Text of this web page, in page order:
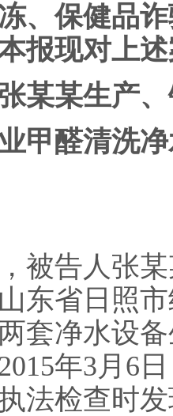
、保健品
报现对上
某某生产
清洗净
告人张某
东省日照
套净水设
年3月6
法检查时